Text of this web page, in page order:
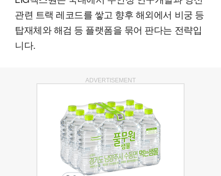
관련 트랙 레코드를 쌓고 향후 해외에서 비궁 등
탑재체와 해검 등 플랫폼을 묶어 판다는 전략입
니다.
ADVERTISEMENT